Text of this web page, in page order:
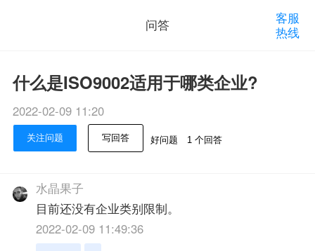
问答
客服
热线
什么是ISO9002适用于哪类企业?
2022-02-09 11:20
关注问题 写回答 好问题 1 个回答
水晶果子
目前还没有企业类别限制。
2022-02-09 11:49:36